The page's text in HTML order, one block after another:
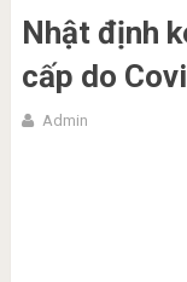
Nhật định
cấp do
Admin